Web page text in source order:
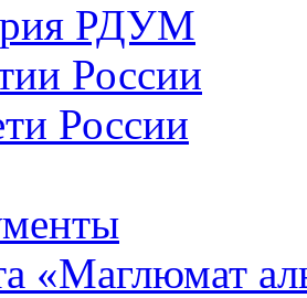
РДУМ
России
России
«Маглюмат